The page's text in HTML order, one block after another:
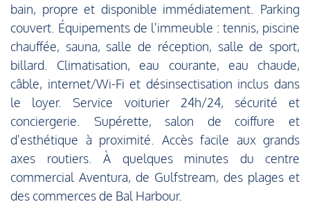
bain, propre et disponible immédiatement. Parking
couvert. Équipements de l'immeuble : tennis, piscine
chauffée, sauna, salle de réception, salle de sport,
billard. Climatisation, eau courante, eau chaude,
câble, internet/Wi-Fi et désinsectisation inclus dans
le loyer. Service voiturier 24h/24, sécurité et
conciergerie. Supérette, salon de coiffure et
d'esthétique à proximité. Accès facile aux grands
axes routiers. À quelques minutes du centre
commercial Aventura, de Gulfstream, des plages et
des commerces de Bal Harbour.